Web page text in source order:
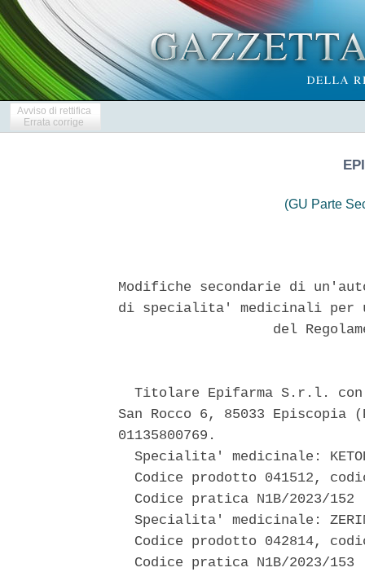
Avviso di rettifica
Errata corrige
(GU Parte
Modifiche secondarie di
di specialita' medicinali per
del
Titolare Epifarma S.r.l.
San Rocco 6, 85033
01135800769.
Specialita' medicinale:
Codice prodotto 041512,
  Codice pratica N1B/2023/152
Specialita' medicinale:
Codice prodotto 042814,
  Codice pratica N1B/2023/153